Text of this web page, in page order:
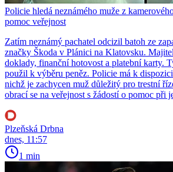
Policie hledá neznámého muže z
pomoc veřejnost
Zatím neznámý pachatel odcizil batoh ze
značky Škoda v Plánici na Klatovsku.
doklady, finanční hotovost a platební karty.
použil k výběru peněz. Policie má k
nichž je zachycen muž důležitý pro trestní
obrací se na veřejnost s žádostí o pomoc při
Plzeňská Drbna
dnes, 11:57
1 min